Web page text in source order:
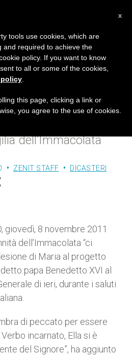
a imitare le
dell’Immacolata
ZENIT STAFF DICASTERI
giovedì, 8 novembre 2011
dell’Immacolata “ci
di Maria al progetto
papa Benedetto XVI al
di ieri, durante i saluti
di peccato per essere
incarnato, Ella si è
del Signore”, ha aggiunto
x
tools use cookies, which are
and required to achieve the
policy. If you want to know
to all or some of the cookies,
this page, clicking a link or
you agree to the use of cookies.